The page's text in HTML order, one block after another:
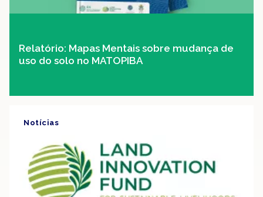
Relatório: Mapas Mentais sobre mudança de
uso do solo no MATOPIBA
Notícias